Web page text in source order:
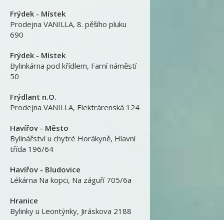
Frýdek - Místek
Prodejna VANILLA, 8. pěšího pluku
690
Frýdek - Místek
Bylinkárna pod křídlem, Farní náměstí
50
Frýdlant n.O.
Prodejna VANILLA, Elektrárenská 124
Havířov - Město
Bylinářství u chytré Horákyně, Hlavní
třída 196/64
Havířov - Bludovice
Lékárna Na kopci, Na záguří 705/6a
Hranice
Bylinky u Leontýnky, Jiráskova 2188